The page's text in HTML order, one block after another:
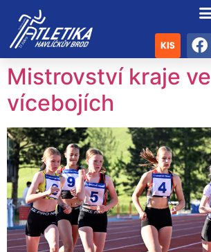
Mistrovství kraje ve
vícebojích